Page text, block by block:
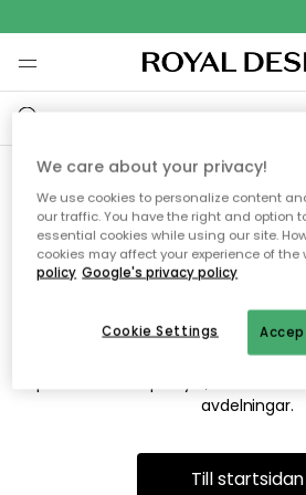
Vi hittar tyvärr
söker
Detta kan bero på att sidan inte
flyttats. Vi ber om ursäkt för
prova att söka på nytt, eller besöka
avdelningar.
Till startsidan
We care about your privacy!
We use cookies to personalize content
our traffic. You have the right and option
essential cookies while using our site.
cookies may affect your experience of the
policy Google's privacy policy
Cookie Settings